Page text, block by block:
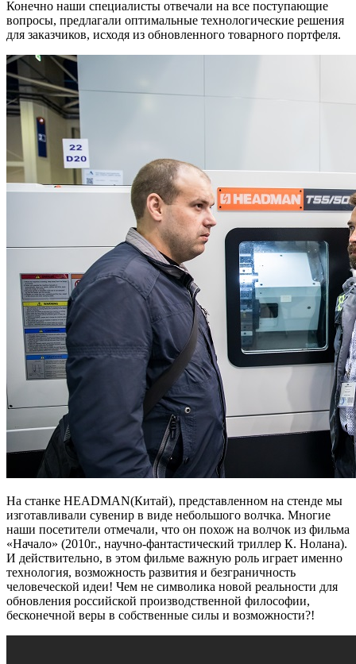
Конечно наши специалисты отвечали на все поступающие
вопросы, предлагали оптимальные технологические решения
для заказчиков, исходя из обновленного товарного портфеля.
На станке HEADMAN(Китай), представленном на стенде мы
изготавливали сувенир в виде небольшого волчка. Многие
наши посетители отмечали, что он похож на волчок из фильма
«Начало» (2010г., научно-фантастический триллер К. Нолана).
И действительно, в этом фильме важную роль играет именно
технология, возможность развития и безграничность
человеческой идеи! Чем не символика новой реальности для
обновления российской производственной философии,
бесконечной веры в собственные силы и возможности?!